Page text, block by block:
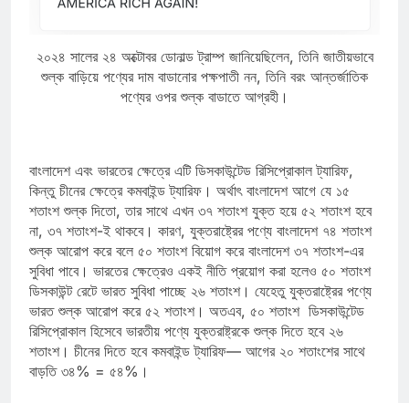
২০২৪ সালের ২৪ অক্টোবর ডোনাল্ড ট্রাম্প জানিয়েছিলেন, তিনি জাতীয়ভাবে
শুল্ক বাড়িয়ে পণ্যের দাম বাডানোর পক্ষপাতী নন, তিনি বরং আন্তর্জাতিক
পণ্যের ওপর শুল্ক বাডাতে আগ্রহী।
বাংলাদেশ এবং ভারতের ক্ষেত্রে এটি ডিসকাউন্টেড রিসিপ্রোকাল ট্যারিফ,
কিন্তু চীনের ক্ষেত্রে কমবাইন্ড ট্যারিফ। অর্থাৎ বাংলাদেশ আগে যে ১৫
শতাংশ শুল্ক দিতো, তার সাথে এখন ৩৭ শতাংশ যুক্ত হয়ে ৫২ শতাংশ হবে
না, ৩৭ শতাংশ-ই থাকবে। কারণ, যুক্তরাষ্ট্রের পণ্যে বাংলাদেশ ৭৪ শতাংশ
শুল্ক আরোপ করে বলে ৫০ শতাংশ বিয়োগ করে বাংলাদেশ ৩৭ শতাংশ-এর
সুবিধা পাবে। ভারতের ক্ষেত্রেও একই নীতি প্রয়োগ করা হলেও ৫০ শতাংশ
ডিসকাউন্ট রেটে ভারত সুবিধা পাচ্ছে ২৬ শতাংশ। যেহেতু যুক্তরাষ্ট্রের পণ্যে
ভারত শুল্ক আরোপ করে ৫২ শতাংশ। অতএব, ৫০ শতাংশ ডিসকাউন্টেড
রিসিপ্রোকাল হিসেবে ভারতীয় পণ্যে যুক্তরাষ্ট্রকে শুল্ক দিতে হবে ২৬
শতাংশ। চীনের দিতে হবে কমবাইন্ড ট্যারিফ— আগের ২০ শতাংশের সাথে
বাড়তি ৩৪% = ৫৪%।